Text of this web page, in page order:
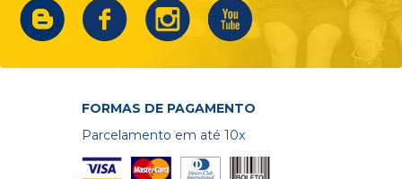
FORMAS DE PAGAMENTO
Parcelamento em até 10x